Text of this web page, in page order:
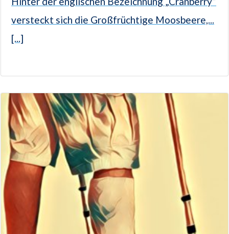
versteckt sich die Großfrüchtige Moosbeere,...
[...]